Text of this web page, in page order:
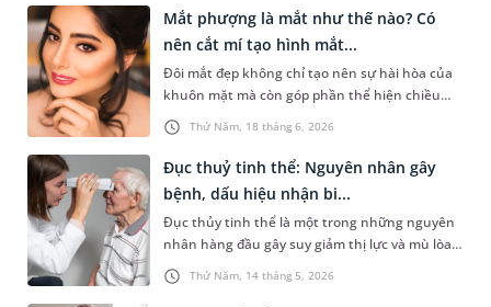
sáng xanh. Một giải pháp được đưa ra cho vấn
đề này là sử dụng kính bảo vệ mắt. Bài viết dưới
đây sẽ giúp bạn hiểu rõ hơn về công dụng cũng
như một vài lưu ý khi sử dụng loại kính đặc biệt
này.
Thứ Năm, 18 tháng 6, 2026
Mắt phượng là mắt như thế nào? Có
nên cắt mí tạo hình mắt...
Đôi mắt đẹp không chỉ tạo nên sự hài hòa của
khuôn mặt mà còn góp phần thể hiện chiều
sâu nội tâm và thần thái. Trong đó, mắt
phượng từ lâu đã được coi là một trong những
tiêu chuẩn về vẻ đẹp của đôi mắt. Vậy mắt
phượng là mắt như thế nào? Có nên thực hiện
cắt mí để tạo hình mắt phượng không?
Thứ Năm, 14 tháng 5, 2026
Đục thuỷ tinh thể: Nguyên nhân gây
bệnh, dấu hiệu nhận bi...
Đục thủy tinh thể là một trong những nguyên
nhân hàng đầu gây suy giảm thị lực và mù lòa,
đặc biệt ở người cao tuổi. Việc nhận diện sớm
các dấu hiệu bất thường cùng sự hiểu biết đầy